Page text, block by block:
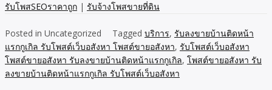
รับโพสSEOราคาถูก | รับจ้างโพสขายที่ดิน
Posted in Uncategorized Tagged บริการ, รับลงขายบ้านติดหน้า
แรกกูเกิล รับโพสต์เว็บอสังหา โพสต์ขายอสังหา, รับโพสต์เว็บอสังหา
โพสต์ขายอสังหา รับลงขายบ้านติดหน้าแรกกูเกิล, โพสต์ขายอสังหา รับ
ลงขายบ้านติดหน้าแรกกูเกิล รับโพสต์เว็บอสังหา